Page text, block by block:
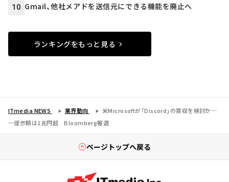
10 Gmail、他社メアドを送信元にできる機能を廃止へ
ランキングをもっと見る
ITmedia NEWS 業界動向
米Microsoftが「Discord」の買収を検討か─
─提示額は1兆円超 Bloomberg報道
ページトップへ戻る